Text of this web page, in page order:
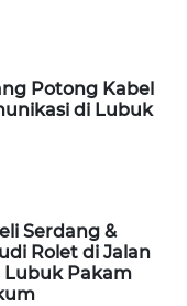
Potong Kabel
di Lubuk
Serdang &
Rolet di Jalan
Lubuk Pakam